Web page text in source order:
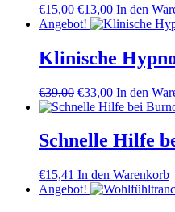
€15,00 Ursprünglicher
Preis
€15,00
€13,00Aktueller
Preis
€13,00.
In den
Angebot!
Klinische
€39,00 Ursprünglicher
Preis
€39,00
€33,00Aktueller
Preis
€33,00.
In den
Schnelle Hilfe
€15,41 In den Warenkorb
Angebot!